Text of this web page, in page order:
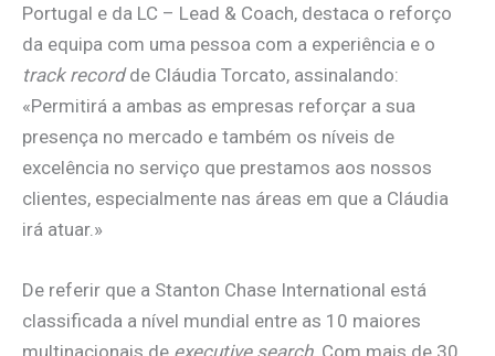
Portugal e da LC – Lead & Coach, destaca o reforço
da equipa com uma pessoa com a experiência e o
track recordde Cláudia Torcato, assinalando:
«Permitirá a ambas as empresas reforçar a sua
presença no mercado e também os níveis de
excelência no serviço que prestamos aos nossos
clientes, especialmente nas áreas em que a Cláudia
irá atuar.»
De referir que a Stanton Chase International está
classificada a nível mundial entre as 10 maiores
multinacionais de executive search. Com mais de 30